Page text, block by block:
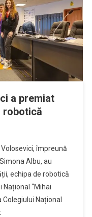
a premiat
robotică
împreună
Albu, au
echipa de robotică
Național “Mihai
Colegiului Național